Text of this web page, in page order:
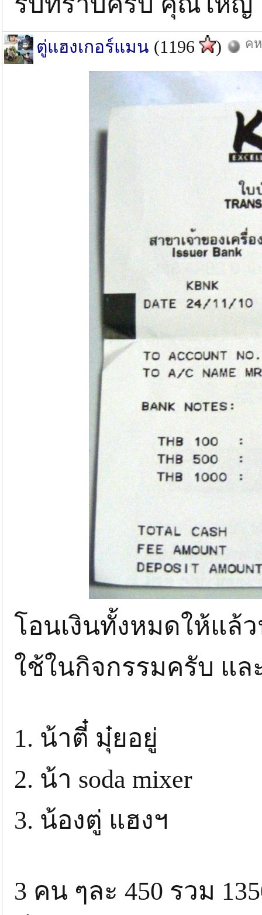
ตู่แฮงเกอร์แมน (1196 ) ค
โอนเงินทั้งหมดให้แล้
ใช้ในกิจกรรมครับ แล
1. น้าตี๋ มุ๋ยอยู่
2. น้า soda mixer
3. น้องตู่ แฮงฯ
3 คน ๆละ 450 รวม